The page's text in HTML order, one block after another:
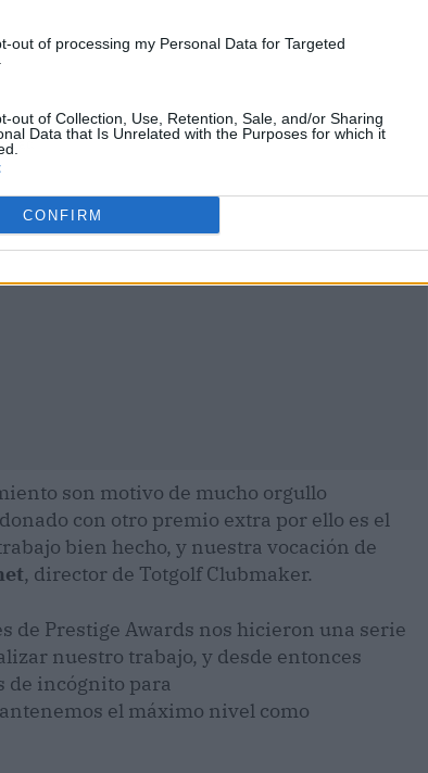
out of processing my Personal Data for Targeted
out of Collection, Use, Retention, Sale, and/or Sharing
Data that Is Unrelated with the Purposes for which it
CONFIRM
son motivo de mucho orgullo
con otro premio extra por ello es el
bien hecho, y nuestra vocación de
, director de Totgolf Clubmaker.
de Prestige Awards nos hicieron una serie
nuestro trabajo, y desde entonces
de incógnito para
el máximo nivel como